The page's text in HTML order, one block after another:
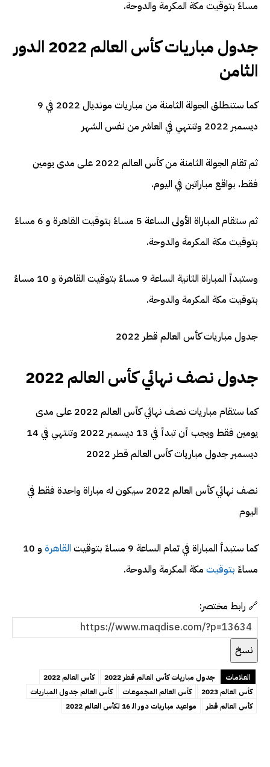
مساءً بتوقيت مكة المكرمة والدوحة.
جدول مباريات كأس العالم 2022 الدور
الثامن
كما ستنطلق الجولة الثامنة من مباريات مونديال 2022 في 9
ديسمبر 2022 وتنتهي في العاشر من نفس الشهر
ثم تقام الجولة الثامنة من كأس العالم 2022 على مدى يومين
فقط، بواقع مباراتين في اليوم.
ثم ستقام المباراة الأولى الساعة 5 مساءً بتوقيت القاهرة و 6 مساءً
بتوقيت مكة المكرمة والدوحة.
وستبدأ المباراة الثانية الساعة 9 مساءً بتوقيت القاهرة و 10 مساءً
بتوقيت مكة المكرمة والدوحة.
جدول مباريات كأس العالم قطر 2022
جدول نصف نهائي كأس العالم 2022
كما ستقام مباريات نصف نهائي كأس العالم 2022 على مدى
يومين فقط ويجب أن تبدأ في 13 ديسمبر 2022 وتنتهي في 14
ديسمبر جدول مباريات كأس العالم قطر 2022
نصف نهائي كأس العالم 2022 سيكون له مباراة واحدة فقط في
اليوم
كما ستبدأ المباراة في تمام الساعة 9 مساءً بتوقيت القاهرة
و 10
مساءً بتوقيت مكة المكرمة والدوحة.
🔗 رابط مختصر:
نسخ
العلامات جدول مباريات كأس العالم قطر 2022
كأس العالم 2022
كأس العالم 2023
كأس العالم المجموعات
كأس العالم جدول المباريات
كأس العالم قطر
مواعيد مباريات دور الـ 16 لكأس العالم 2022